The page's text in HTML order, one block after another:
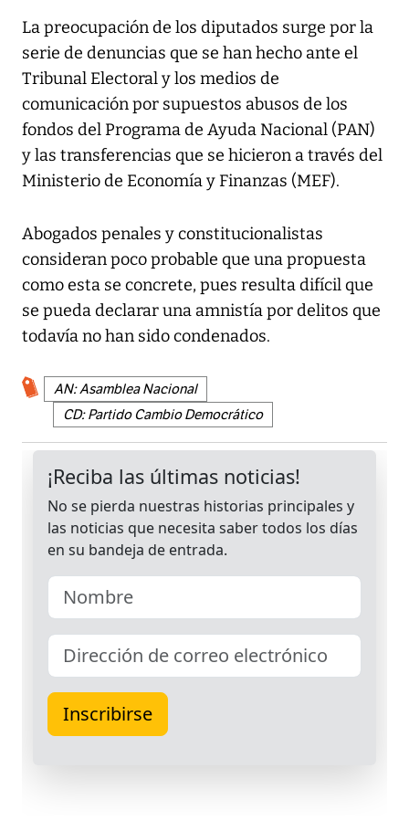
La preocupación de los diputados surge por la
serie de denuncias que se han hecho ante el
Tribunal Electoral y los medios de
comunicación por supuestos abusos de los
fondos del Programa de Ayuda Nacional (PAN)
y las transferencias que se hicieron a través del
Ministerio de Economía y Finanzas (MEF).
Abogados penales y constitucionalistas
consideran poco probable que una propuesta
como esta se concrete, pues resulta difícil que
se pueda declarar una amnistía por delitos que
todavía no han sido condenados.
AN: Asamblea Nacional
CD: Partido Cambio Democrático